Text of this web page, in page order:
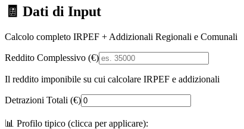
🧾 Dati di Input
Calcolo completo IRPEF + Addizionali Regionali e Comunali
Reddito Complessivo (€)
Il reddito imponibile su cui calcolare IRPEF e addizionali
Detrazioni Totali (€)
📊 Profilo tipico (clicca per applicare):